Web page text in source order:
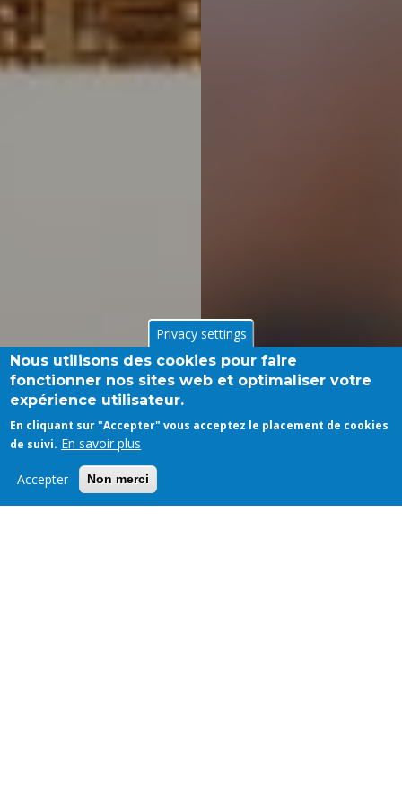
Privacy settings
Nous utilisons des cookies pour faire
fonctionner nos sites web et optimaliser votre
expérience utilisateur.
En cliquant sur "Accepter" vous acceptez le placement de cookies
de suivi. En savoir plus
Accepter Non merci